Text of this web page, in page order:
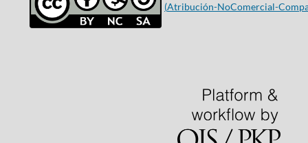
(Atribución-NoComercial-